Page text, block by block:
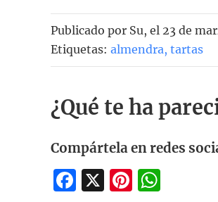
Publicado por Su, el 23 de
Etiquetas: almendra, tartas
¿Qué te ha
Compártela en redes
Facebook
X